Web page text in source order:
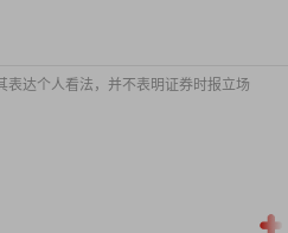
表达个人看法，并不表明证券时报立场